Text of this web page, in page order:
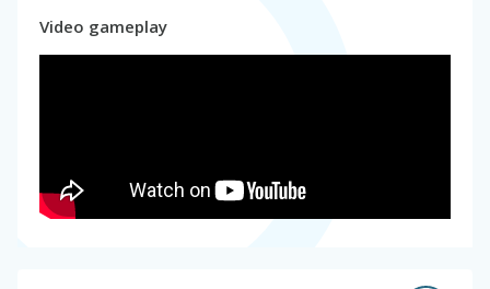
Video gameplay